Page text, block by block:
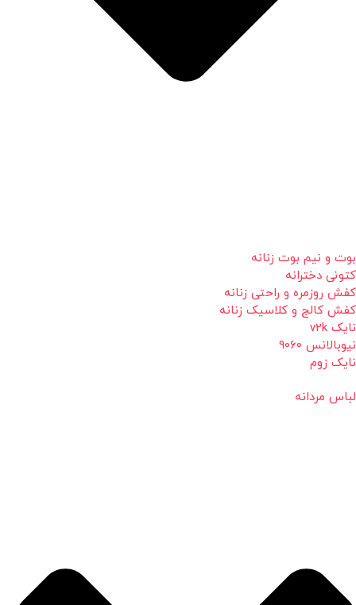
بوت و نیم بوت زنانه
کتونی دخترانه
کفش روزمره و راحتی زنانه
کفش کالج و کلاسیک زنانه
نایک v2k
نیوبالانس 9060
نایک زوم
لباس مردانه